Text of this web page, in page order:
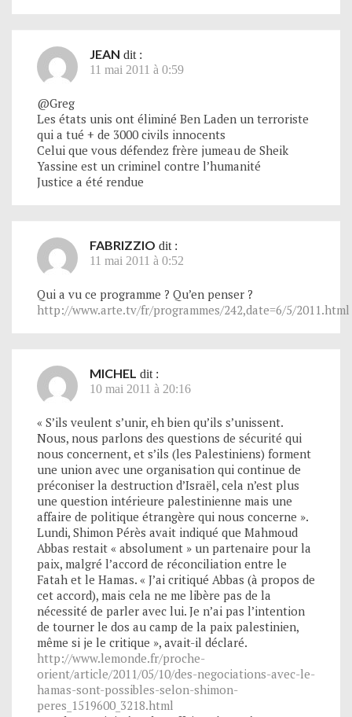
JEAN dit :
11 mai 2011 à 0:59
@Greg
Les états unis ont éliminé Ben Laden un terroriste
qui a tué + de 3000 civils innocents
Celui que vous défendez frère jumeau de Sheik
Yassine est un criminel contre l’humanité
Justice a été rendue
FABRIZZIO dit :
11 mai 2011 à 0:52
Qui a vu ce programme ? Qu’en penser ?
http://www.arte.tv/fr/programmes/242,date=6/5/2011.html
MICHEL dit :
10 mai 2011 à 20:16
« S’ils veulent s’unir, eh bien qu’ils s’unissent.
Nous, nous parlons des questions de sécurité qui
nous concernent, et s’ils (les Palestiniens) forment
une union avec une organisation qui continue de
préconiser la destruction d’Israël, cela n’est plus
une question intérieure palestinienne mais une
affaire de politique étrangère qui nous concerne ».
Lundi, Shimon Pérès avait indiqué que Mahmoud
Abbas restait « absolument » un partenaire pour la
paix, malgré l’accord de réconciliation entre le
Fatah et le Hamas. « J’ai critiqué Abbas (à propos de
cet accord), mais cela ne me libère pas de la
nécessité de parler avec lui. Je n’ai pas l’intention
de tourner le dos au camp de la paix palestinien,
même si je le critique », avait-il déclaré.
http://www.lemonde.fr/proche-
orient/article/2011/05/10/des-negociations-avec-le-
hamas-sont-possibles-selon-shimon-
peres_1519600_3218.html